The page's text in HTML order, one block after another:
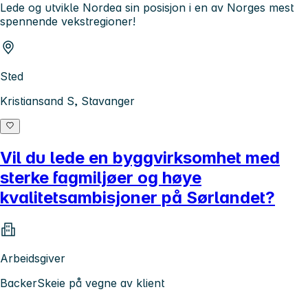
Lede og utvikle Nordea sin posisjon i en av Norges mest
spennende vekstregioner!
Sted
Kristiansand S, Stavanger
Vil du lede en byggvirksomhet med
sterke fagmiljøer og høye
kvalitetsambisjoner på Sørlandet?
Arbeidsgiver
BackerSkeie på vegne av klient